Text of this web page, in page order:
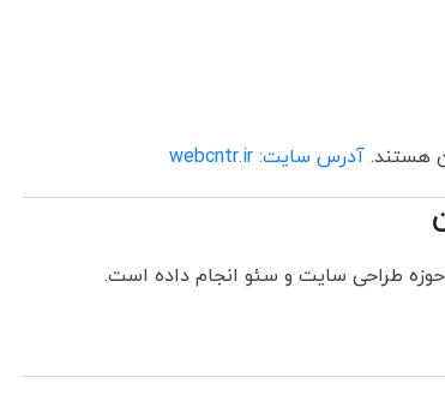
هستند. آدرس سایت: webcntr.ir
طراحی سایت و سئو انجام داده است.